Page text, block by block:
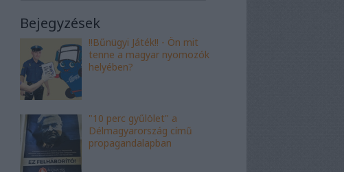
Bejegyzések
!!Bűnügyi Játék!! - Ön mit
tenne a magyar nyomozók
helyében?
"10 perc gyűlölet" a
Délmagyarország című
propagandalapban